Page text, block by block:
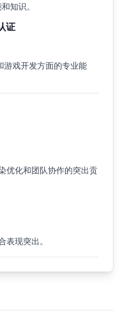
知识。
证
戏开发方面的专业能
优化和团队协作的突出贡
表现突出。